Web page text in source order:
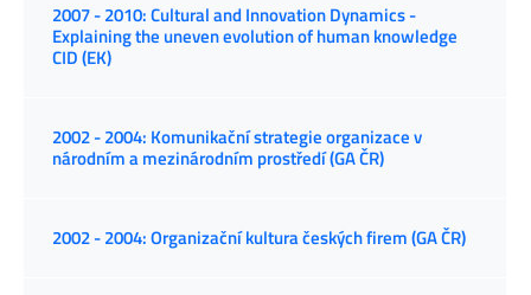
2007 - 2010: Cultural and Innovation Dynamics -
Explaining the uneven evolution of human knowledge
CID (EK)
2002 - 2004: Komunikační strategie organizace v
národním a mezinárodním prostředí (GA ČR)
2002 - 2004: Organizační kultura českých firem (GA ČR)